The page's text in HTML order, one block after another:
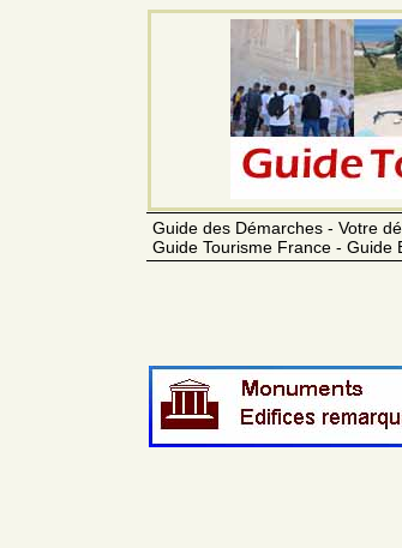
Guide des Démarches - Votre
Guide Tourisme France - Guide